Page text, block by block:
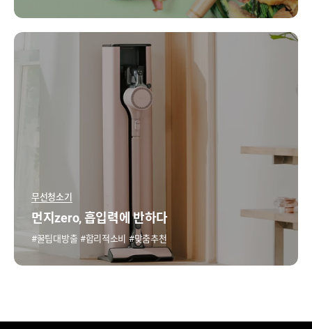
무선청소기
먼지zero, 흡입력에 반하다
꿀팁대방출 합리적소비 맞춤추천